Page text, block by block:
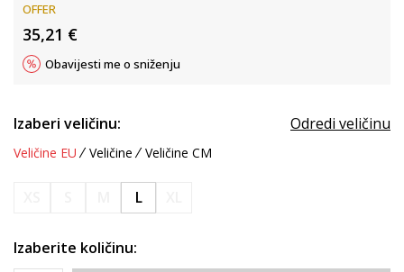
OFFER
35,21 €
Obavijesti me o sniženju
Izaberi veličinu: Odredi veličinu
Veličine EU Veličine Veličine CM
L
Izaberite količinu: